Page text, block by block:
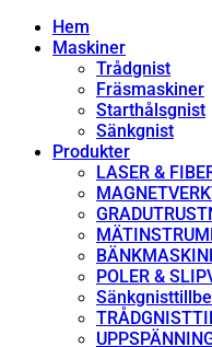
Hem
Maskiner
Trådgnist
Fräsmaskiner
Starthålsgnist
Sänkgnist
Produkter
LASER &
POLER &